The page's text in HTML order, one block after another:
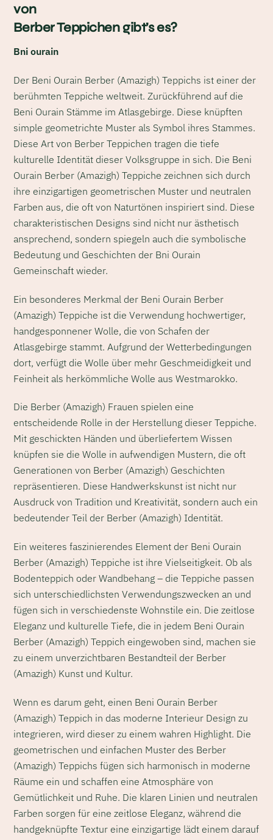
von
Berber Teppichen gibt’s es?
Bni ourain
Der Beni Ourain Berber (Amazigh) Teppichs ist einer der
berühmten Teppiche weltweit. Zurückführend auf die
Beni Ourain Stämme im Atlasgebirge. Diese knüpften
simple geometrichte Muster als Symbol ihres Stammes.
Diese Art von Berber Teppichen tragen die tiefe
kulturelle Identität dieser Volksgruppe in sich. Die Beni
Ourain Berber (Amazigh) Teppiche zeichnen sich durch
ihre einzigartigen geometrischen Muster und neutralen
Farben aus, die oft von Naturtönen inspiriert sind. Diese
charakteristischen Designs sind nicht nur ästhetisch
ansprechend, sondern spiegeln auch die symbolische
Bedeutung und Geschichten der Bni Ourain
Gemeinschaft wieder.
Ein besonderes Merkmal der Beni Ourain Berber
(Amazigh) Teppiche ist die Verwendung hochwertiger,
handgesponnener Wolle, die von Schafen der
Atlasgebirge stammt. Aufgrund der Wetterbedingungen
dort, verfügt die Wolle über mehr Geschmeidigkeit und
Feinheit als herkömmliche Wolle aus Westmarokko.
Die Berber (Amazigh) Frauen spielen eine
entscheidende Rolle in der Herstellung dieser Teppiche.
Mit geschickten Händen und überliefertem Wissen
knüpfen sie die Wolle in aufwendigen Mustern, die oft
Generationen von Berber (Amazigh) Geschichten
repräsentieren. Diese Handwerkskunst ist nicht nur
Ausdruck von Tradition und Kreativität, sondern auch ein
bedeutender Teil der Berber (Amazigh) Identität.
Ein weiteres faszinierendes Element der Beni Ourain
Berber (Amazigh) Teppiche ist ihre Vielseitigkeit. Ob als
Bodenteppich oder Wandbehang – die Teppiche passen
sich unterschiedlichsten Verwendungszwecken an und
fügen sich in verschiedenste Wohnstile ein. Die zeitlose
Eleganz und kulturelle Tiefe, die in jedem Beni Ourain
Berber (Amazigh) Teppich eingewoben sind, machen sie
zu einem unverzichtbaren Bestandteil der Berber
(Amazigh) Kunst und Kultur.
Wenn es darum geht, einen Beni Ourain Berber
(Amazigh) Teppich in das moderne Interieur Design zu
integrieren, wird dieser zu einem wahren Highlight. Die
geometrischen und einfachen Muster des Berber
(Amazigh) Teppichs fügen sich harmonisch in moderne
Räume ein und schaffen eine Atmosphäre von
Gemütlichkeit und Ruhe. Die klaren Linien und neutralen
Farben sorgen für eine zeitlose Eleganz, während die
handgeknüpfte Textur eine einzigartige lädt einem darauf